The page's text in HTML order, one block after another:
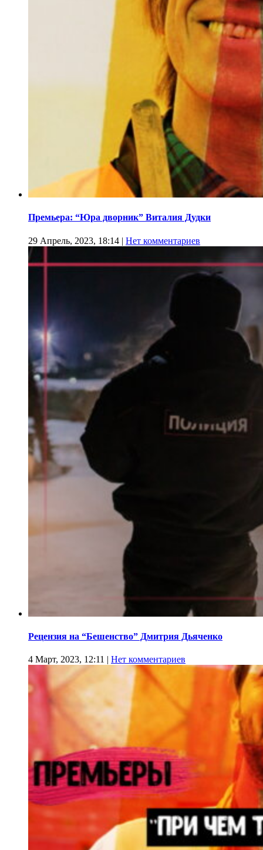
Премьера: “Юра дворник” Виталия Дудки
29 Апрель, 2023, 18:14 | Нет комментариев
Рецензия на “Бешенство” Дмитрия Дьяченко
4 Март, 2023, 12:11 | Нет комментариев